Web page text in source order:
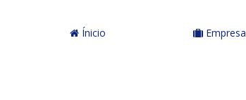
Ínicio Empresa